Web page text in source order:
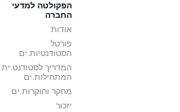
הפקולטה למדעי
החברה
אודות
פורטל
הסטודנטיות.ים
המדריך לסטודנט.ית
המתחילות.ים
מחקר וחוקרות.ים
יזכור